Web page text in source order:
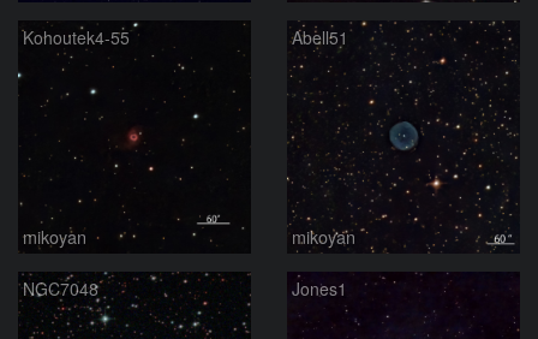
Kohoutek4-55
mikoyan
Abell51
mikoyan
NGC7048 Jones1